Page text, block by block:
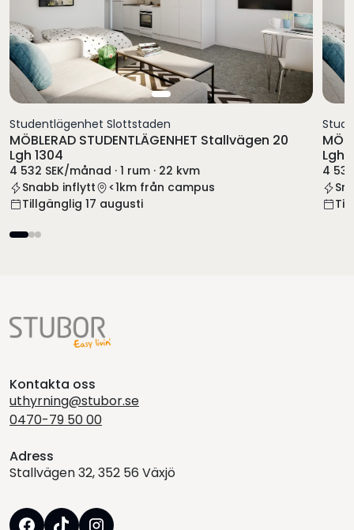
Studentlägenhet Slottstaden
MÖBLERAD STUDENTLÄGENHET Stallvägen 20
Lgh 1304
4 532 SEK/månad · 1 rum · 22 kvm
Snabb inflytt
<1km från campus
Tillgänglig 17 augusti
Lgh
4
Kontakta oss
uthyrning@stubor.se
0470-79 50 00
Adress
Stallvägen 32, 352 56 Växjö